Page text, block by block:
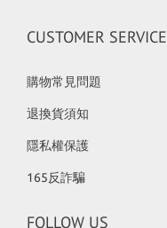
CUSTOMER SERVICE
購物常見問題
退換貨須知
隱私權保護
165反詐騙
FOLLOW US